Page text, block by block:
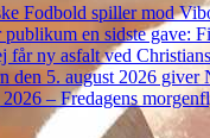
Fodbold spiller mod
en sidste gave:
får ny asfalt ved
den 5. august 2026 giver
– Fredagens